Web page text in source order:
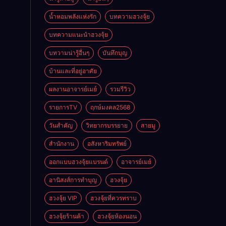
น้ำหอมพลังแห่งรัก บทความฮวงจุ้ย
บทความแนะนำฮวงจุ้ย
บทวามน่ารู้อื่นๆ บันทึกบุญ
บ้านและที่อยู่อาศัย
ผลงานอาจารย์เมย์ รวมรีวิว
รายการTV ฤกษ์มงคล2568
วันสำคัญ วิทยากรบรรยาย สายมู
สำนักงาน อสังหาริมทรัพย์
ออกแบบฮวงจุ้ยแบรนด์ อาจารย์เมย์
อานิสงส์การทำบุญ ฮวงจุ้ย
ฮวงจุ้ย VIP ฮวงจุ้ยที่ควรทราบ
ฮวงจุ้ยร้านค้า ฮวงจุ้ยห้องนอน